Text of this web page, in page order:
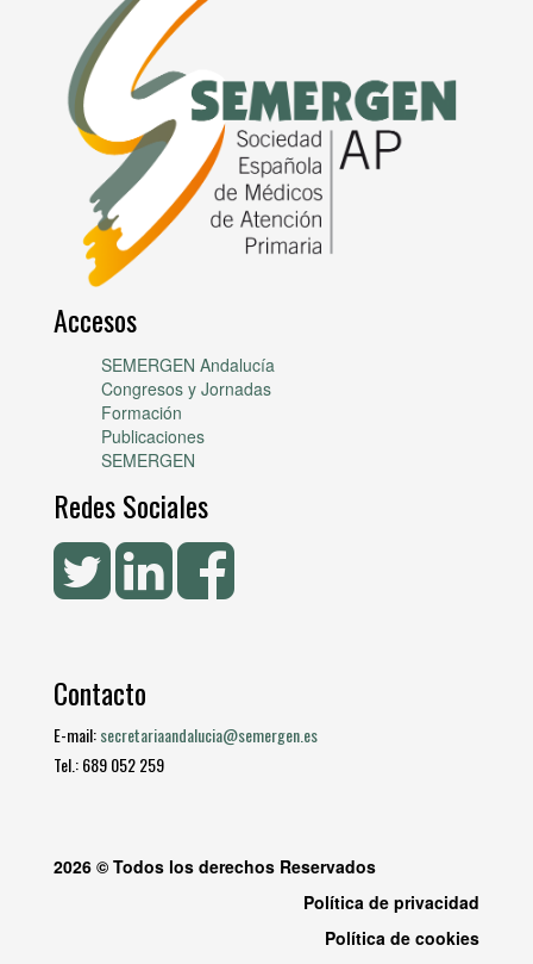
Accesos
SEMERGEN Andalucía
Congresos y Jornadas
Formación
Publicaciones
SEMERGEN
Redes Sociales
Contacto
E-mail:secretariaandalucia@semergen.es
Tel.: 689 052 259
2026 © Todos los derechos Reservados
Política de privacidad
Política de cookies